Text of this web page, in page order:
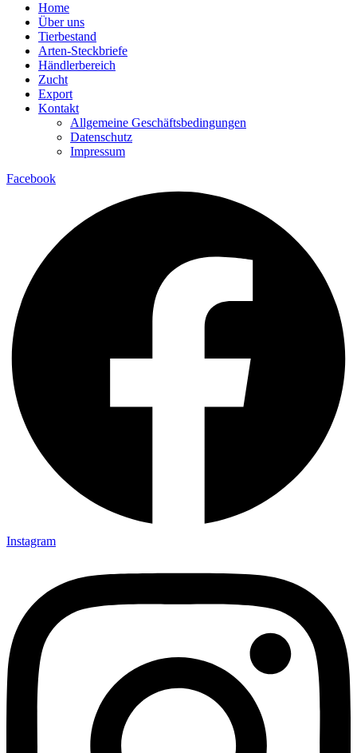
Home
Über uns
Tierbestand
Arten-Steckbriefe
Händlerbereich
Zucht
Export
Kontakt
Allgemeine Geschäftsbedingungen
Datenschutz
Impressum
Facebook
Instagram